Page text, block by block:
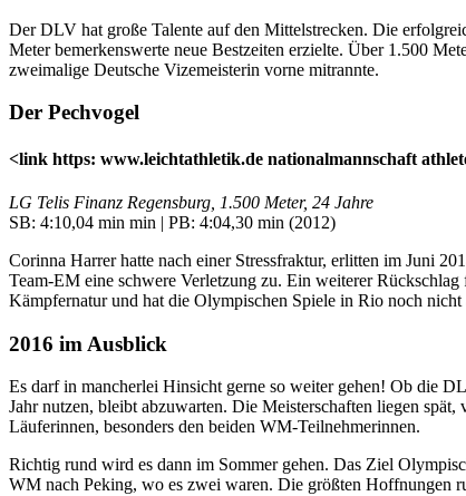
Der DLV hat große Talente auf den Mittelstrecken. Die
Meter bemerkenswerte neue Bestzeiten erzielte. Über 1.500
zweimalige Deutsche Vizemeisterin vorne mitrannte.
Der Pechvogel
<link https: www.leichtathletik.de nationalmannschaft
LG Telis Finanz Regensburg, 1.500 Meter, 24 Jahre
SB: 4:10,04 min min | PB: 4:04,30 min (2012)
Corinna Harrer hatte nach einer Stressfraktur, erlitten im Juni
Team-EM eine schwere Verletzung zu. Ein weiterer
Kämpfernatur und hat die Olympischen Spiele in Rio noch
2016 im Ausblick
Es darf in mancherlei Hinsicht gerne so weiter gehen! Ob die
Jahr nutzen, bleibt abzuwarten. Die Meisterschaften liegen
Läuferinnen, besonders den beiden WM-Teilnehmerinnen.
Richtig rund wird es dann im Sommer gehen. Das Ziel
WM nach Peking, wo es zwei waren. Die größten Hoffnungen